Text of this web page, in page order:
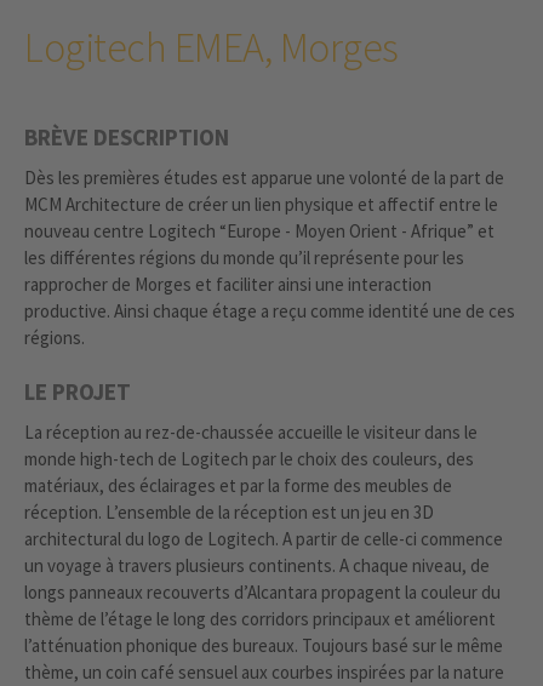
Logitech EMEA, Morges
BRÈVE DESCRIPTION
Dès les premières études est apparue une volonté de la part de
MCM Architecture de créer un lien physique et affectif entre le
nouveau centre Logitech “Europe - Moyen Orient - Afrique” et
les différentes régions du monde qu’il représente pour les
rapprocher de Morges et faciliter ainsi une interaction
productive. Ainsi chaque étage a reçu comme identité une de ces
régions.
LE PROJET
La réception au rez-de-chaussée accueille le visiteur dans le
monde high-tech de Logitech par le choix des couleurs, des
matériaux, des éclairages et par la forme des meubles de
réception. L’ensemble de la réception est un jeu en 3D
architectural du logo de Logitech. A partir de celle-ci commence
un voyage à travers plusieurs continents. A chaque niveau, de
longs panneaux recouverts d’Alcantara propagent la couleur du
thème de l’étage le long des corridors principaux et améliorent
l’atténuation phonique des bureaux. Toujours basé sur le même
thème, un coin café sensuel aux courbes inspirées par la nature